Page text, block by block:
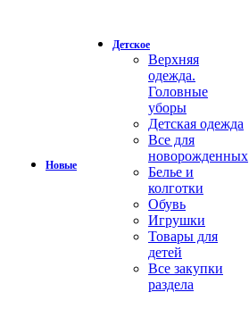
Новые
Детское
Верхняя
одежда.
Головные
уборы
Детская одежда
Все для
новорожденных
Белье и
колготки
Обувь
Игрушки
Товары для
детей
Все закупки
раздела